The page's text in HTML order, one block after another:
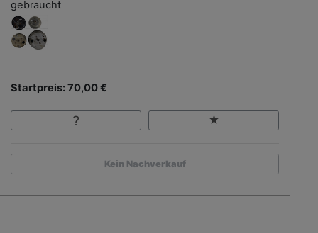
gebraucht
Startpreis: 70,00 €
Kein Nachverkauf